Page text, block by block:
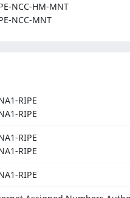
NCC-HM-MNT
NCC-MNT
RIPE
RIPE
RIPE
RIPE
RIPE